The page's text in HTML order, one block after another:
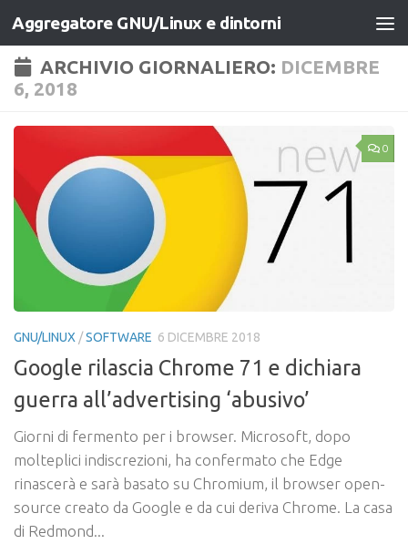
Salta al contenuto
Aggregatore GNU/Linux e dintorni
ARCHIVIO GIORNALIERO: DICEMBRE
6, 2018
0
GNU/LINUX /SOFTWARE 6 DICEMBRE 2018
Google rilascia Chrome 71 e dichiara
guerra all’advertising ‘abusivo’
Giorni di fermento per i browser. Microsoft, dopo
molteplici indiscrezioni, ha confermato che Edge
rinascerà e sarà basato su Chromium, il browser open-
source creato da Google e da cui deriva Chrome. La casa
di Redmond...